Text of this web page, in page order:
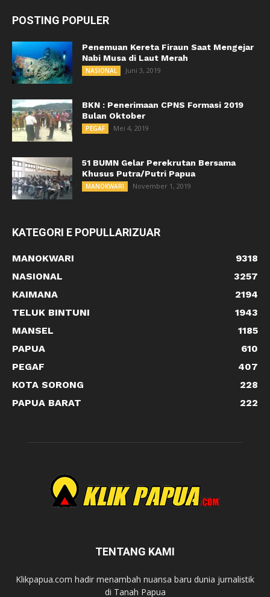
POSTING POPULER
Penemuan Kereta Firaun Saat Mengejar
Nabi Musa di Laut Merah
NASIONAL Juni 3, 2019
BKN : Penerimaan CPNS Formasi 2019
Bulan Oktober
PEGAF Mei 4, 2019
51 BUMN Gelar Perekrutan Bersama
Khusus Putra/Putri Papua
MANOKWARI November 1, 2019
KATEGORI E POPULLARIZUAR
MANOKWARI
9318
NASIONAL
3257
KAIMANA
2194
TELUK BINTUNI
1943
MANSEL
1185
PAPUA
610
PEGAF
407
KOTA SORONG
228
PAPUA BARAT
222
TENTANG KAMI
Klikpapua.com hadir menambah nuansa baru dunia jurnalistik
di Tanah Papua